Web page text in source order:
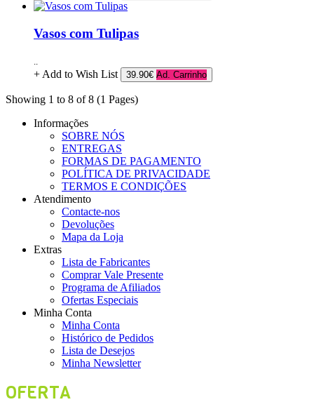
Vasos com Tulipas
+ Add to Wish List 39.90€ Ad. Carrinho
Showing 1 to 8 of 8 (1 Pages)
Informações
SOBRE NÓS
ENTREGAS
FORMAS DE PAGAMENTO
POLÍTICA DE PRIVACIDADE
TERMOS E CONDIÇÕES
Atendimento
Contacte-nos
Devoluções
Mapa da Loja
Extras
Lista de Fabricantes
Comprar Vale Presente
Programa de Afiliados
Ofertas Especiais
Minha Conta
Minha Conta
Histórico de Pedidos
Lista de Desejos
Minha Newsletter
OFERTA